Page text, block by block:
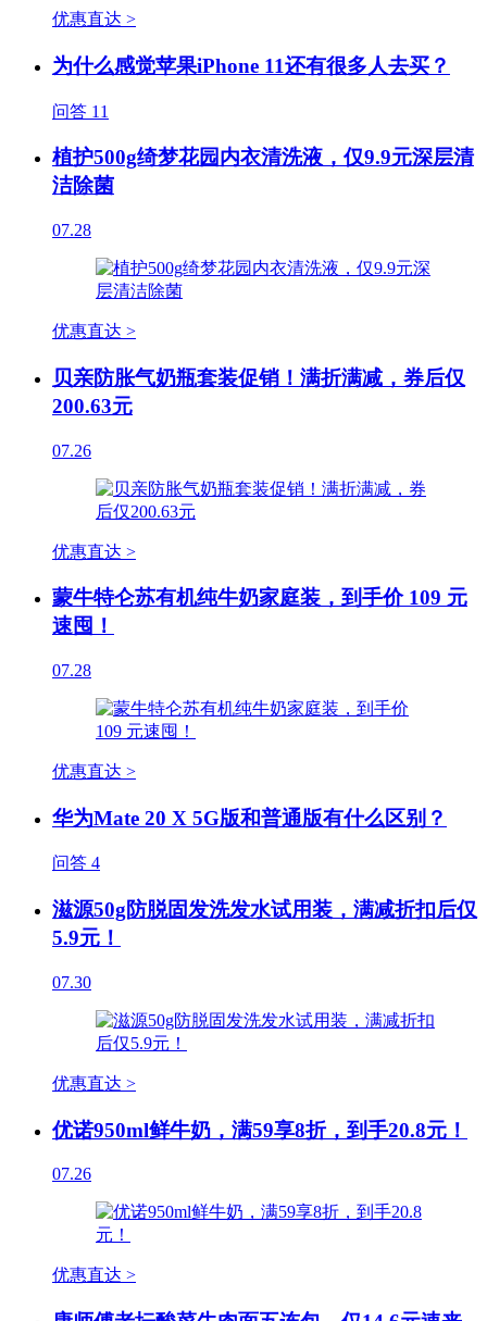
优惠直达 >
为什么感觉苹果iPhone 11还有很多人去买？
问答 11
植护500g绮梦花园内衣清洗液，仅9.9元深层清
洁除菌
07.28
优惠直达 >
贝亲防胀气奶瓶套装促销！满折满减，券后仅
200.63元
07.26
优惠直达 >
蒙牛特仑苏有机纯牛奶家庭装，到手价 109 元
速囤！
07.28
优惠直达 >
华为Mate 20 X 5G版和普通版有什么区别？
问答 4
滋源50g防脱固发洗发水试用装，满减折扣后仅
5.9元！
07.30
优惠直达 >
优诺950ml鲜牛奶，满59享8折，到手20.8元！
07.26
优惠直达 >